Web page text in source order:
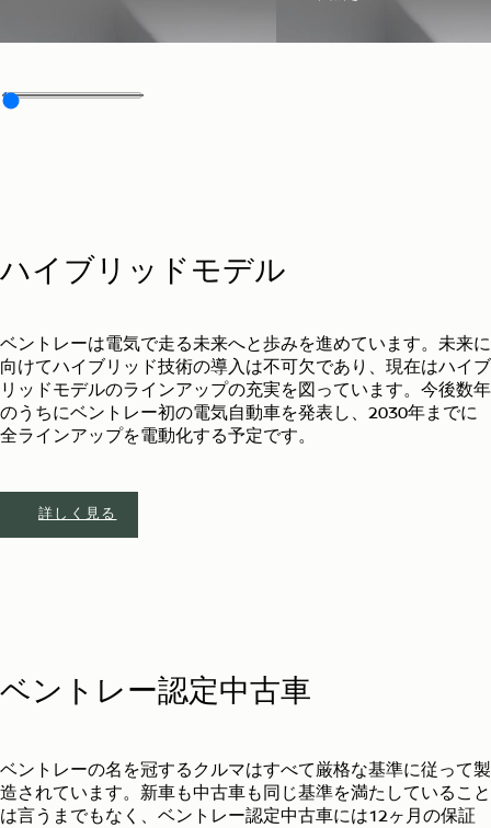
ハイブリッドモデル
ベントレーは電気で走る未来へと歩みを進めています。未来に
向けてハイブリッド技術の導入は不可欠であり、現在はハイブ
リッドモデルのラインアップの充実を図っています。今後数年
のうちにベントレー初の電気自動車を発表し、2030年までに
全ラインアップを電動化する予定です。
詳しく見る
ベントレー認定中古車
ベントレーの名を冠するクルマはすべて厳格な基準に従って製
造されています。新車も中古車も同じ基準を満たしていること
は言うまでもなく、ベントレー認定中古車には12ヶ月の保証